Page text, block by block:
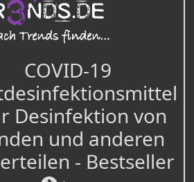
COVID-19
Desinfektion von
und anderen
- Bestseller